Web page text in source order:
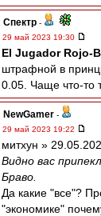
Спектр -
29 май 2023 19:30
El Jugador Rojo-
штрафной в
0.05. Чаще что-то
NewGamer -
29 май 2023 19:22
митхун »
Видно вас
Браво.
Да какие "все"?
"экономике"